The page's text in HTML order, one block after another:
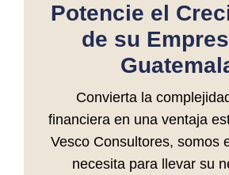
Potencie el
de su
Convierta la
financiera en una ventaja
Vesco Consultores, somos
necesita para llevar su